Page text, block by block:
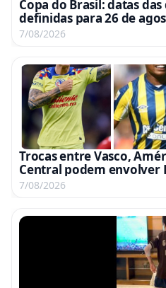
Copa do Brasil: datas
definidas para 26 de
7/08/2026
Trocas entre Vasco,
Central podem envolver
Campaz e Marino
7/08/2026